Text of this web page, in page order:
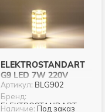
ELEKTROSTANDART
G9 LED 7W 220V
4200K (BLG902)
Артикул: BLG902
Бренд:
ELEKTROSTANDART
Наличие: Под заказ